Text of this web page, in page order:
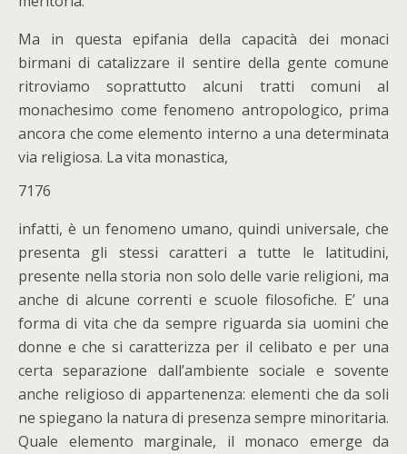
Ma in questa epifania della capacità dei monaci
birmani di catalizzare il sentire della gente comune
ritroviamo soprattutto alcuni tratti comuni al
monachesimo come fenomeno antropologico, prima
ancora che come elemento interno a una determinata
via religiosa. La vita monastica,
7176
infatti, è un fenomeno umano, quindi universale, che
presenta gli stessi caratteri a tutte le latitudini,
presente nella storia non solo delle varie religioni, ma
anche di alcune correnti e scuole filosofiche. E’ una
forma di vita che da sempre riguarda sia uomini che
donne e che si caratterizza per il celibato e per una
certa separazione dall’ambiente sociale e sovente
anche religioso di appartenenza: elementi che da soli
ne spiegano la natura di presenza sempre minoritaria.
Quale elemento marginale, il monaco emerge da